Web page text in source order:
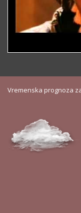
Vremenska prognoza